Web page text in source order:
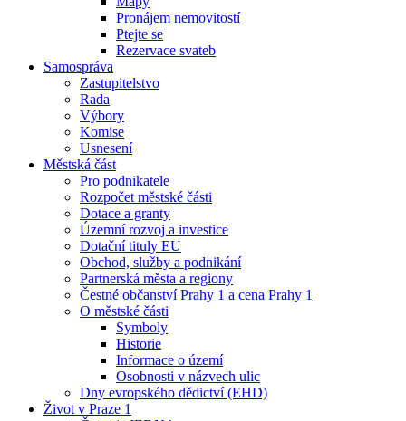
Pronájem nemovitostí
Ptejte se
Rezervace svateb
Samospráva
Zastupitelstvo
Rada
Výbory
Komise
Usnesení
Městská část
Pro podnikatele
Rozpočet městské části
Dotace a granty
Územní rozvoj a investice
Dotační tituly EU
Obchod, služby a podnikání
Partnerská města a regiony
Čestné občanství Prahy 1 a cena Prahy 1
O městské části
Symboly
Historie
Informace o území
Osobnosti v názvech ulic
Dny evropského dědictví (EHD)
Život v Praze 1